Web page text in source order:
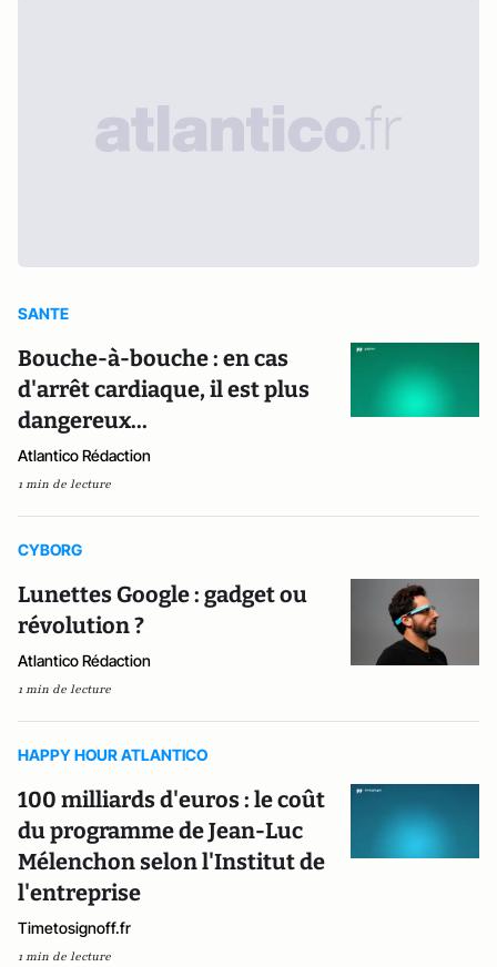
SANTE
Bouche-à-bouche : en cas
d'arrêt cardiaque, il est plus
dangereux...
Atlantico Rédaction
1 min de lecture
CYBORG
Lunettes Google : gadget ou
révolution ?
Atlantico Rédaction
1 min de lecture
HAPPY HOUR ATLANTICO
100 milliards d'euros : le coût
du programme de Jean-Luc
Mélenchon selon l'Institut de
l'entreprise
Timetosignoff.fr
1 min de lecture